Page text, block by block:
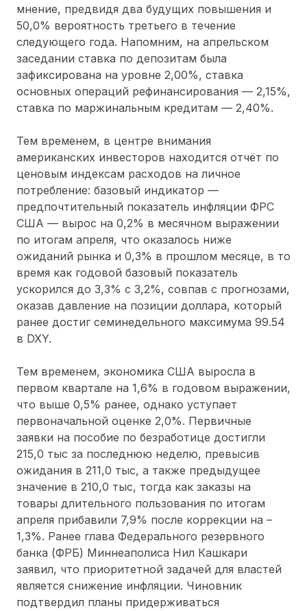
мнение, предвидя два будущих повышения и
50,0% вероятность третьего в течение
следующего года. Напомним, на апрельском
заседании ставка по депозитам была
зафиксирована на уровне 2,00%, ставка
основных операций рефинансирования — 2,15%,
ставка по маржинальным кредитам — 2,40%.
Тем временем, в центре внимания
американских инвесторов находится отчёт по
ценовым индексам расходов на личное
потребление: базовый индикатор —
предпочтительный показатель инфляции ФРС
США — вырос на 0,2% в месячном выражении
по итогам апреля, что оказалось ниже
ожиданий рынка и 0,3% в прошлом месяце, в то
время как годовой базовый показатель
ускорился до 3,3% с 3,2%, совпав с прогнозами,
оказав давление на позиции доллара, который
ранее достиг семинедельного максимума 99.54
в DXY.
Тем временем, экономика США выросла в
первом квартале на 1,6% в годовом выражении,
что выше 0,5% ранее, однако уступает
первоначальной оценке 2,0%. Первичные
заявки на пособие по безработице достигли
215,0 тыс за последнюю неделю, превысив
ожидания в 211,0 тыс, а также предыдущее
значение в 210,0 тыс, тогда как заказы на
товары длительного пользования по итогам
апреля прибавили 7,9% после коррекции на –
1,3%. Ранее глава Федерального резервного
банка (ФРБ) Миннеаполиса Нил Кашкари
заявил, что приоритетной задачей для властей
является снижение инфляции. Чиновник
подтвердил планы придерживаться